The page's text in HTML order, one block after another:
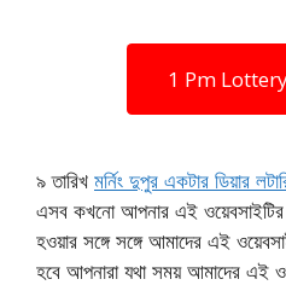
1 Pm
৯ তারিখ মর্নিং দুপুর একটার ডিয়ার
এসব কখনো আপনার এই ওয়েবসাইটির
হওয়ার সঙ্গে সঙ্গে আমাদের এই
হবে আপনারা যথা সময় আমাদের এই